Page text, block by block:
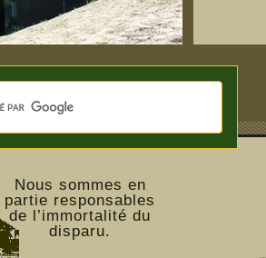
Nous sommes en
partie responsables
de l’immortalité du
disparu.